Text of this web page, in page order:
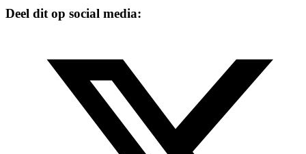
Deel dit op social media: